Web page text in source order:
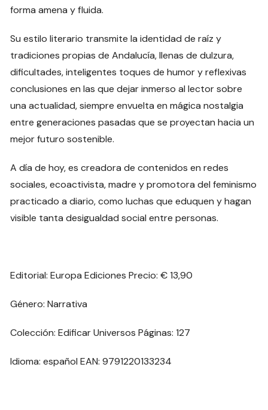
forma amena y fluida.
Su estilo literario transmite la identidad de raíz y
tradiciones propias de Andalucía, llenas de dulzura,
dificultades, inteligentes toques de humor y reflexivas
conclusiones en las que dejar inmerso al lector sobre
una actualidad, siempre envuelta en mágica nostalgia
entre generaciones pasadas que se proyectan hacia un
mejor futuro sostenible.
A día de hoy, es creadora de contenidos en redes
sociales, ecoactivista, madre y promotora del feminismo
practicado a diario, como luchas que eduquen y hagan
visible tanta desigualdad social entre personas.
Editorial: Europa Ediciones Precio: € 13,90
Género: Narrativa
Colección: Edificar Universos Páginas: 127
Idioma: español EAN: 9791220133234